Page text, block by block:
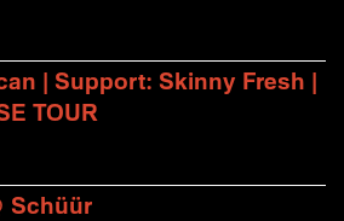
| Support: Skinny Fresh |
TOUR
Schüür